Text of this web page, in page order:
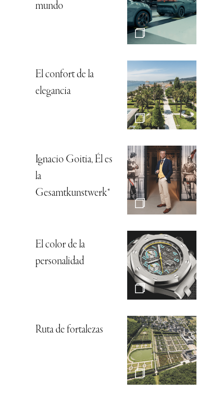
mundo
El confort de la
elegancia
Ignacio Goitia, Él es
la
Gesamtkunstwerk*
El color de la
personalidad
Ruta de fortalezas